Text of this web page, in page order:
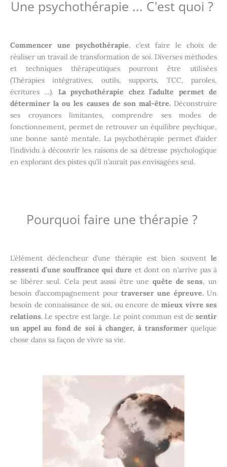
Une psychothérapie ... C'est quoi ?
Commencer une psychothérapie, c’est faire le choix de
réaliser un travail de transformation de soi. Diverses méthodes
et techniques thérapeutiques pourront être utilisées
(Thérapies intégratives, outils, supports, TCC, paroles,
écritures …). La psychothérapie chez l’adulte permet de
déterminer la ou les causes de son mal-être.Déconstruire
ses croyances limitantes, comprendre ses modes de
fonctionnement, permet de retrouver un équilibre psychique,
une bonne santé mentale. La psychothérapie permet d’aider
l’individu à découvrir les raisons de sa détresse psychologique
en explorant des pistes qu’il n’aurait pas envisagées seul.
Pourquoi faire une thérapie ?
L’élément déclencheur d’une thérapie est bien souvent le
ressenti d’une souffrance qui dure et dont on n’arrive pas à
se libérer seul. Cela peut aussi être unequête de sens, un
besoin d’accompagnement pour traverser une épreuve.Un
besoin de connaissance de soi, ou encore de mieux vivre ses
relations. Le spectre est large. Le point commun est de sentir
un appel au fond de soi à changer, à transformerquelque
chose dans sa façon de vivre sa vie.